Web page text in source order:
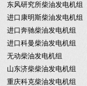
东风研究所柴油发电机组
进口康明斯柴油发电机组
进口奔驰柴油发电机组
进口科曼柴油发电机组
无动柴油发电机组
山东济柴柴油发电机组
重庆科克柴油发电机组